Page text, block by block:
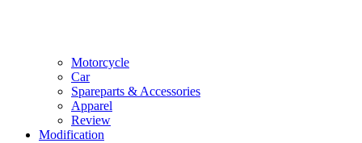
Motorcycle
Car
Spareparts & Accessories
Apparel
Review
Modification